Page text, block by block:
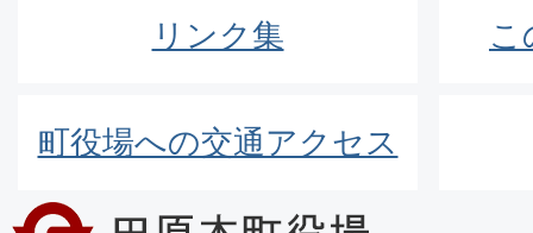
リンク集 こ
町役場への交通アクセス